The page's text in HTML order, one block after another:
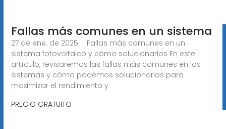
Fallas más comunes en un sistema
27 de ene. de 2025 · Fallas más comunes en un
sistema fotovoltaico y cómo solucionarlos En este
artículo, revisaremos las fallas más comunes en los
sistemas y cómo podemos solucionarlos para
maximizar el rendimiento y
PRECIO GRATUITO